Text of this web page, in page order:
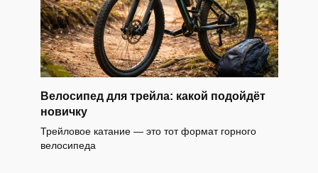
Велосипед для трейла: какой подойдёт
новичку
Трейловое катание — это тот формат горного
велосипеда